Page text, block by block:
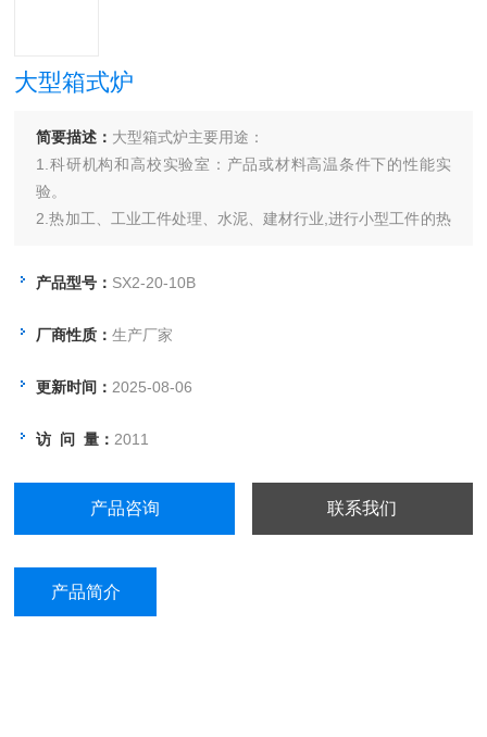
大型箱式炉
简要描述： 大型箱式炉主要用途：
1.科研机构和高校实验室：产品或材料高温条件下的性能实
验。
2.热加工、工业工件处理、水泥、建材行业,进行小型工件的热
产品型号： SX2-20-10B
厂商性质：生产厂家
更新时间： 2025-08-06
访 问 量： 2011
产品咨询 联系我们
产品简介